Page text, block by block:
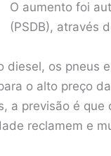
O aumento foi
(PSDB), através
diesel, os pneus
o alto preço
a previsão é
reclamem e